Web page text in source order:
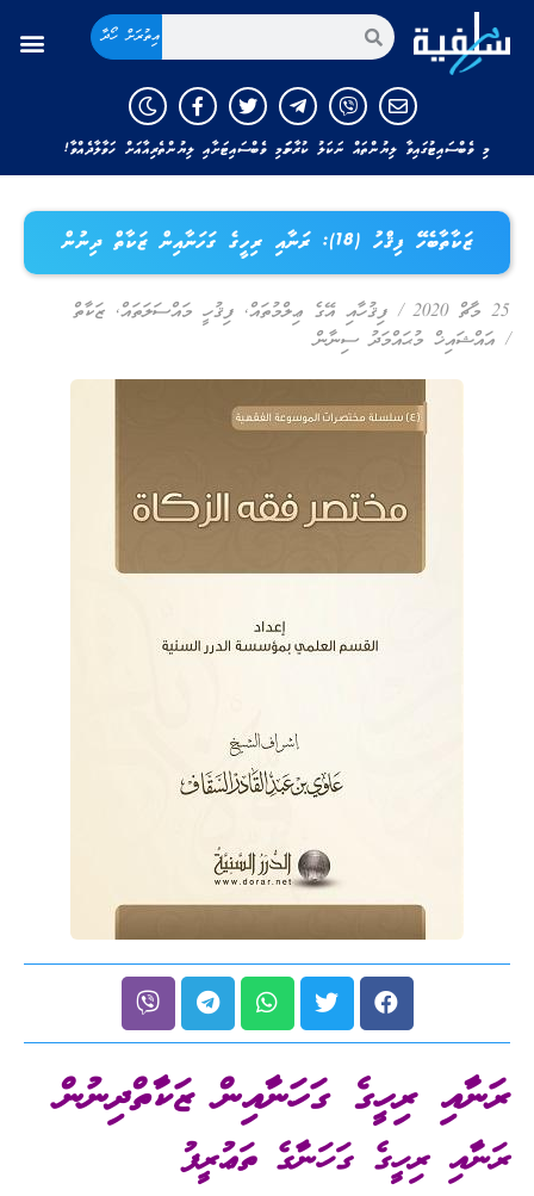
އިތުރަށް ހޯދާ
މި ވެބްސައިޓުގައިވާ ލިޔުންތައް ނަކަލު ކުރާނަމަ މި ވެބްސައިޓަށާއި ލިޔުންތެރިއާއަށް ހަވާލާދެއްވާ!
ޒަކާތާބެހޭ ފިޤްހު (18): ރަނާއި ރިހީގެ ގަހަނާއިން ޒަކާތް ދިނުން
25 މާޗް 2020 / ފިޤުހާއި އޭގެ ޢިލްމުތައް, ފިޤުހީ މައްސަލަތައް, ޒަކާތް
/ އައްޝައިޚް މުޙައްމަދު ސިނާން
ރަނާއި ރިހީގެ ގަހަނާއިން ޒަކާތްދިނުން
ރަނާއި ރިހީގެ ގަހަނާގެ ތަޢުރީފު